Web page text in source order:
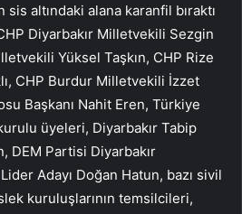
altındaki alana karanfil bıraktı
Diyarbakır Milletvekili Sezgin
Yüksel Taşkın, CHP Rize
CHP Burdur Milletvekili İzzet
Başkanı Nahit Eren, Türkiye
üyeleri, Diyarbakır Tabip
DEM Partisi Diyarbakır
Adayı Doğan Hatun, bazı sivil
kuruluşlarının temsilcileri,